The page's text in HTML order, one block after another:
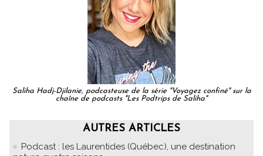
Saliha Hadj-Djilanie, podcasteuse de la série "Voyagez confiné" sur la
chaîne de podcasts "Les Podtrips de Saliha"
AUTRES ARTICLES
Podcast : les Laurentides (Québec), une destination